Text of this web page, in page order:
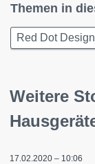
Themen in
Red Dot
Weitere
17.02.2020 – 10:06